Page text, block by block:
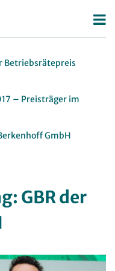
Betriebsrätepreis
– Preisträger im
GmbH
GBR der